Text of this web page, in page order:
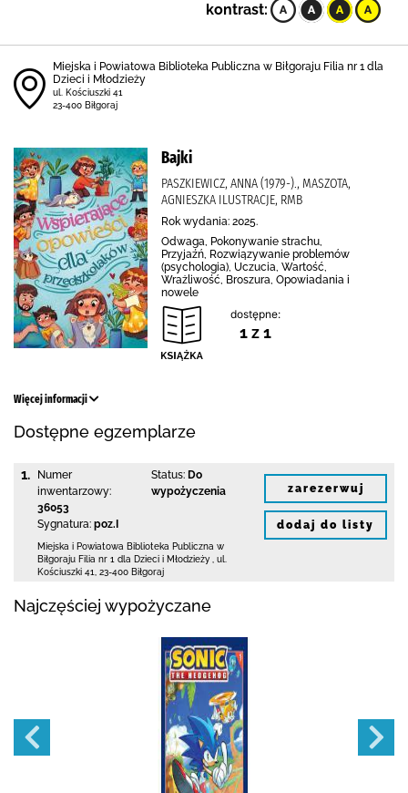
kontrast:
Miejska i Powiatowa Biblioteka Publiczna w Biłgoraju Filia nr 1 dla
Dzieci i Młodzieży
ul. Kościuszki 41
23-400 Biłgoraj
Bajki
PASZKIEWICZ, ANNA (1979-)., MASZOTA,
AGNIESZKA ILUSTRACJE, RMB
Rok wydania: 2025.
Odwaga, Pokonywanie strachu,
Przyjaźń, Rozwiązywanie problemów
(psychologia), Uczucia, Wartość,
Wrażliwość, Broszura, Opowiadania i
nowele
dostępne:
1 z 1
Więcej informacji
Dostępne egzemplarze
1.
Numer
inwentarzowy:
36053
Sygnatura: poz.I
Status: Do
wypożyczenia
Miejska i Powiatowa Biblioteka Publiczna w
Biłgoraju Filia nr 1 dla Dzieci i Młodzieży
ul.
Kościuszki 41
23-400 Biłgoraj
zarezerwuj
dodaj do listy
Najczęściej wypożyczane